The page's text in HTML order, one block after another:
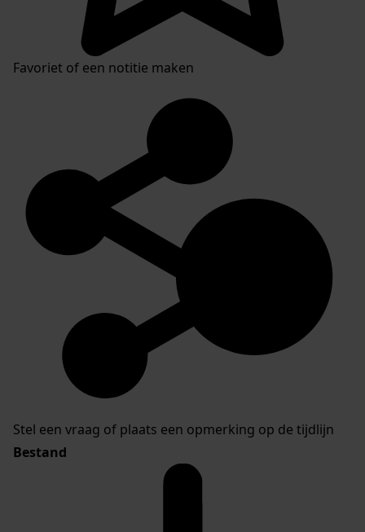
Favoriet of een notitie maken
Stel een vraag of plaats een opmerking op de tijdlijn
Bestand